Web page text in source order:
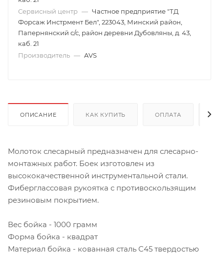
Сервисный центр — Частное предприятие "ТД
Форсаж Инстрмент Бел", 223043, Минский район,
Папернянский с/с, район деревни Дубовляны, д. 43,
каб. 21
Производитель — AVS
ОПИСАНИЕ КАК КУПИТЬ ОПЛАТА
Молоток слесарный предназначен для слесарно-
монтажных работ. Боек изготовлен из
высококачественной инструментальной стали.
Фиберглассовая рукоятка с противоскользящим
резиновым покрытием.
Вес бойка - 1000 грамм
Форма бойка - квадрат
Материал бойка - кованная сталь C45 твердостью